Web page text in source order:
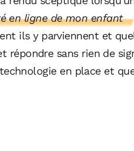
en ligne de mon enfant
ils y parviennent et
sans rien de
en place et